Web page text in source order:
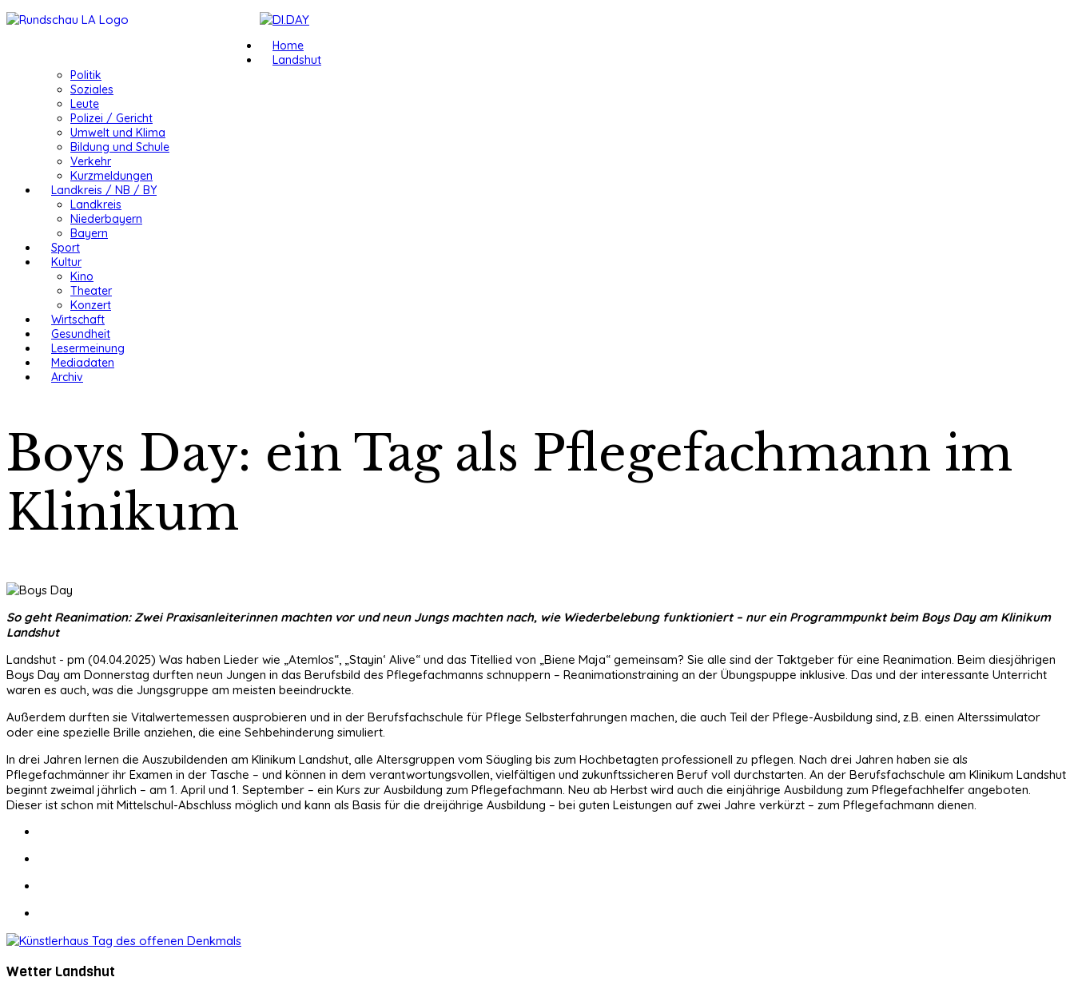
Home
Landshut
Politik
Soziales
Leute
Polizei / Gericht
Umwelt und Klima
Bildung und Schule
Verkehr
Kurzmeldungen
Landkreis / NB / BY
Landkreis
Niederbayern
Bayern
Sport
Kultur
Kino
Theater
Konzert
Wirtschaft
Gesundheit
Lesermeinung
Mediadaten
Archiv
Boys Day: ein Tag als Pflegefachmann im
Klinikum
So geht Reanimation: Zwei Praxisanleiterinnen machten vor und neun Jungs machten nach, wie Wiederbelebung funktioniert – nur ein Programmpunkt beim Boys Day am Klinikum
Landshut
Landshut - pm (04.04.2025) Was haben Lieder wie „Atemlos“, „Stayin‘ Alive“ und das Titellied von „Biene Maja“ gemeinsam? Sie alle sind der Taktgeber für eine Reanimation. Beim diesjährigen
Boys Day am Donnerstag durften neun Jungen in das Berufsbild des Pflegefachmanns schnuppern – Reanimationstraining an der Übungspuppe inklusive. Das und der interessante Unterricht
waren es auch, was die Jungsgruppe am meisten beeindruckte.
Außerdem durften sie Vitalwertemessen ausprobieren und in der Berufsfachschule für Pflege Selbsterfahrungen machen, die auch Teil der Pflege-Ausbildung sind, z.B. einen Alterssimulator
oder eine spezielle Brille anziehen, die eine Sehbehinderung simuliert.
In drei Jahren lernen die Auszubildenden am Klinikum Landshut, alle Altersgruppen vom Säugling bis zum Hochbetagten professionell zu pflegen. Nach drei Jahren haben sie als
Pflegefachmänner ihr Examen in der Tasche – und können in dem verantwortungsvollen, vielfältigen und zukunftssicheren Beruf voll durchstarten. An der Berufsfachschule am Klinikum Landshut
beginnt zweimal jährlich – am 1. April und 1. September – ein Kurs zur Ausbildung zum Pflegefachmann. Neu ab Herbst wird auch die einjährige Ausbildung zum Pflegefachhelfer angeboten.
Dieser ist schon mit Mittelschul-Abschluss möglich und kann als Basis für die dreijährige Ausbildung – bei guten Leistungen auf zwei Jahre verkürzt – zum Pflegefachmann dienen.
Wetter Landshut